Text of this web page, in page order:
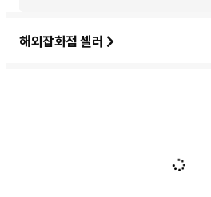
해외잡화점 셀러